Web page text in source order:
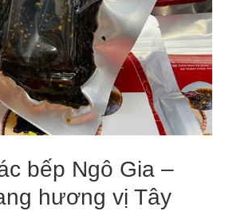
bếp Ngô Gia –
hương vị Tây